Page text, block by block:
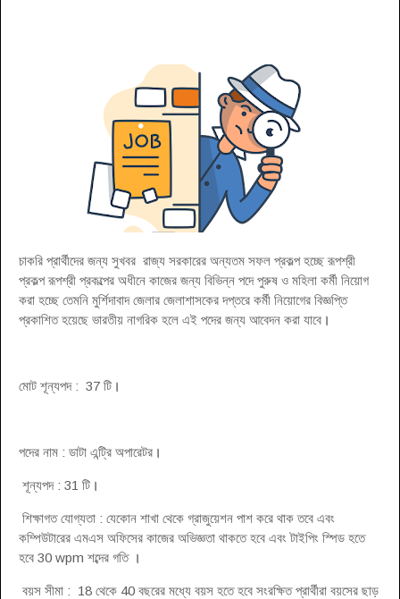
চাকরি প্রার্থীদের জন্য সুখবর রাজ্য সরকারের অন্যতম সফল প্রকল্প হচ্ছে রূপশ্রী
প্রকল্প রূপশ্রী প্রকল্পের অধীনে কাজের জন্য বিভিন্ন পদে পুরুষ ও মহিলা কর্মী নিয়োগ
করা হচ্ছে তেমনি মুর্শিদাবাদ জেলার জেলাশাসকের দপ্তরে কর্মী নিয়োগের বিজ্ঞপ্তি
প্রকাশিত হয়েছে ভারতীয় নাগরিক হলে এই পদের জন্য আবেদন করা যাবে ।
মোট শূন্যপদ : 37 টি ।
পদের নাম : ডাটা এন্ট্রি অপারেটর ।
শূন্যপদ : 31 টি ।
শিক্ষাগত যোগ্যতা : যেকোন শাখা থেকে গ্রাজুয়েশন পাশ করে থাক তবে এবং
কম্পিউটারের এমএস অফিসের কাজের অভিজ্ঞতা থাকতে হবে এবং টাইপিং স্পিড হতে
হবে 30 wpm শব্দের গতি ।
বয়স সীমা : 18 থেকে 40 বছরের মধ্যে বয়স হতে হবে সংরক্ষিত প্রার্থীরা বয়সের ছাড়